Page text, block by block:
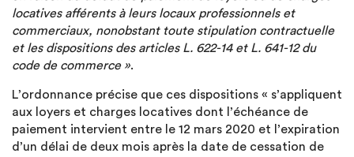
locatives afférents à leurs locaux professionnels et
commerciaux, nonobstant toute stipulation contractuelle
et les dispositions des articles L. 622-14 et L. 641-12 du
code de commerce ».
L’ordonnance précise que ces dispositions « s’appliquent
aux loyers et charges locatives dont l’échéance de
paiement intervient entre le 12 mars 2020 et l’expiration
d’un délai de deux mois après la date de cessation de